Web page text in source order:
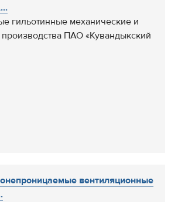
гильотинные механические и
ПАО «Кувандыкский
вентиляционные